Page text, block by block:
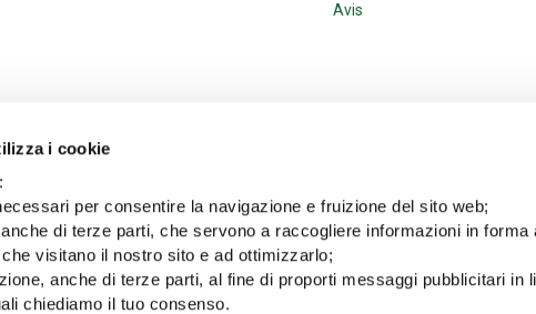
i cookie
per consentire la navigazione e fruizione del sito web;
di terze parti, che servono a raccogliere informazioni in forma
visitano il nostro sito e ad ottimizzarlo;
anche di terze parti, al fine di proporti messaggi pubblicitari in
chiediamo il tuo consenso.
Avis
10/06/2026
Notice to the
Shareholders
05/06/2026
Avviso agli azionisti